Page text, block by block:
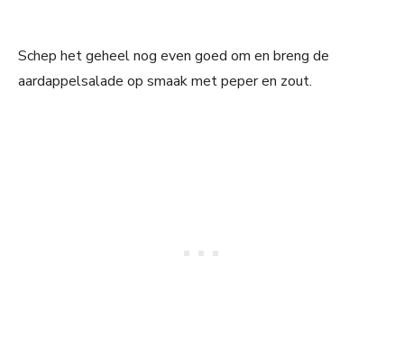
Schep het geheel nog even goed om en breng de
aardappelsalade op smaak met peper en zout.